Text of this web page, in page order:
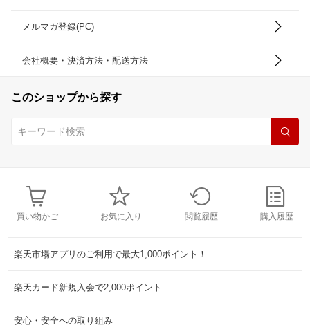
メルマガ登録(PC)
会社概要・決済方法・配送方法
このショップから探す
買い物かご お気に入り 閲覧履歴 購入履歴
楽天市場アプリのご利用で最大1,000ポイント！
楽天カード新規入会で2,000ポイント
安心・安全への取り組み